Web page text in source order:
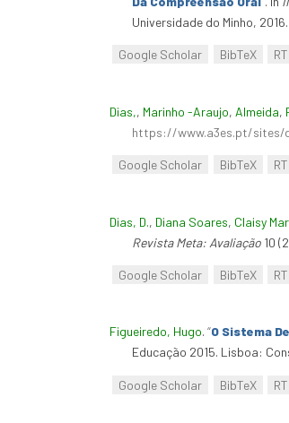
Universidade do Minho, 2016.
Google Scholar BibTeX
Dias,, Marinho -Araujo, Almeida,
https://www.a3es.pt/sites/
Google Scholar BibTeX
Dias, D., Diana Soares, Claisy
Revista Meta: Avaliação 10
Google Scholar BibTeX
Figueiredo, Hugo. “O Sistema
Educação 2015. Lisboa:
Google Scholar BibTeX